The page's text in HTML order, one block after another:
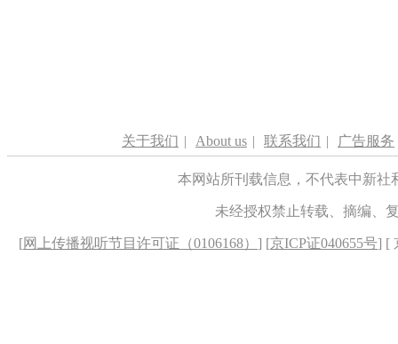
关于我们 | About us | 联系我们 | 广告服务
本网站所刊载信息，不代表中新
未经授权禁止转载、摘编、
[网上传播视听节目许可证（0106168） ] [京ICP证040655号] [